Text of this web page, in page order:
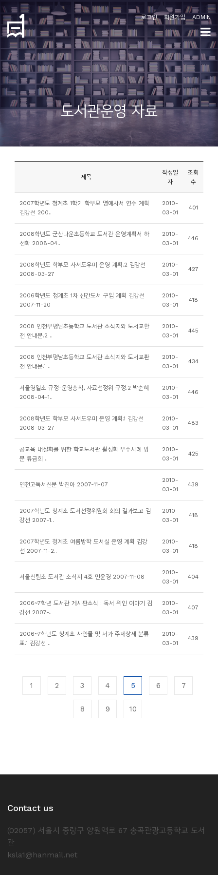
로그인 회원가입 ADMIN
도서관운영 자료
제목
작성일
자
조회
수
2007학년도 청계초 1학기 학부모 명예사서 연수 계획
김강선 200..
2010-
03-01
401
2008학년도 군산나운초등학교 도서관 운영계획서 하
선화 2008-04..
2010-
03-01
446
2008학년도 학부모 사서도우미 운영 계획.2 김강선
2008-03-27
2010-
03-01
427
2006학년도 청계초 1차 신간도서 구입 계획 김강선
2007-11-20
2010-
03-01
418
2008 인천부평남초등학교 도서관 소식지와 도서교환
전 안내문.2 ..
2010-
03-01
445
2008 인천부평남초등학교 도서관 소식지와 도서교환
전 안내문.1 ..
2010-
03-01
434
서울영일초 규정-운영총칙, 자료선정위 규정.2 박순혜
2008-04-1..
2010-
03-01
446
2008학년도 학부모 사서도우미 운영 계획.1 김강선
2008-03-27
2010-
03-01
483
공교육 내실화를 위한 학교도서관 활성화 우수사례 방
문 류금희 ..
2010-
03-01
425
연천고독서신문 박진아 2007-11-07
2010-
03-01
439
2007학년도 청계초 도서선정위원회 회의 결과보고 김
강선 2007-1..
2010-
03-01
418
2007학년도 청계초 여름방학 도서실 운영 계획 김강
선 2007-11-2..
2010-
03-01
418
서울신림초 도서관 소식지 4호 민윤경 2007-11-08
2010-
03-01
404
2006~7학년 도서관 게시판소식 : 독서 위인 이야기 김
강선 2007-..
2010-
03-01
407
2006~7학년도 청계초 사인물 및 서가 주제상세 분류
표.1 김강선 ..
2010-
03-01
439
1 2 3 4 5 6 7
8 9 10
Contact us
(02057) 서울시 중랑구 양원역로 67 송곡관광고등학교 도서
관
ksla1@hanmail.net
학
도
협
소
개
지
사
아
첩
자
및